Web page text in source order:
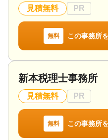
見積無料 PR
無料 この事務所
新本税理士事務所
見積無料 PR
無料 この事務所